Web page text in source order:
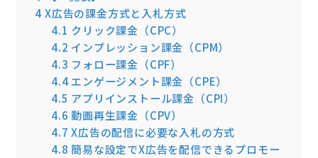
4X広告の課金方式と入札方式
4.1 クリック課金（CPC）
4.2 インプレッション課金（CPM）
4.3 フォロー課金（CPF）
4.4エンゲージメント課金（CPE）
4.5 アプリインストール課金（CPI）
4.6 動画再生課金（CPV）
4.7 X広告の配信に必要な入札の方式
4.8 簡易な設定でX広告を配信できるプロモー